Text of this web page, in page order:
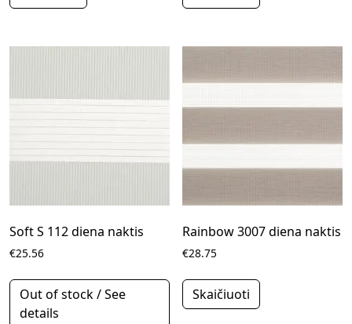
Soft S 112 diena naktis
€25.56
Out of stock / See
details
Rainbow 3007 diena naktis
€28.75
Skaičiuoti